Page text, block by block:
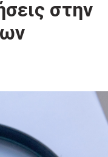
στην